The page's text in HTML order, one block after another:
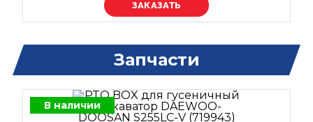
Уточняйте цену
Запчасти
В наличии